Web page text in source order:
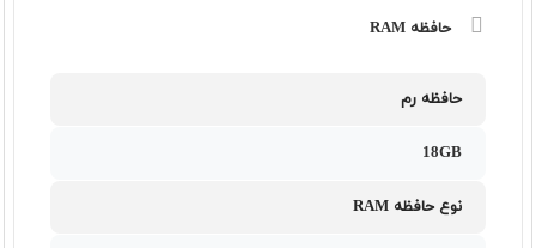
حافظه RAM
حافظه رم
18GB
نوع حافظه RAM